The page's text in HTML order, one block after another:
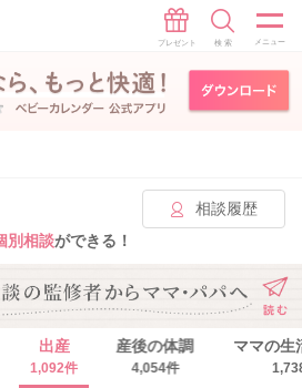
相談履歴
別相談ができる！
出産
1,092件
産後の体調
4,054件
ママの生